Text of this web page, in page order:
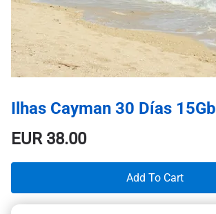
Ilhas Cayman 30 Días 15Gb
EUR38.00
Add To Cart